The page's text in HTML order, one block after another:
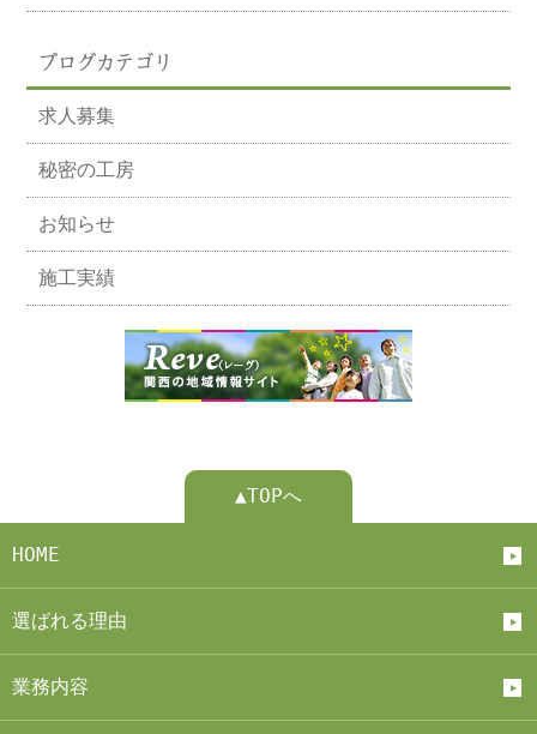
ブログカテゴリ
求人募集
秘密の工房
お知らせ
施工実績
▲TOPへ
HOME
選ばれる理由
業務内容